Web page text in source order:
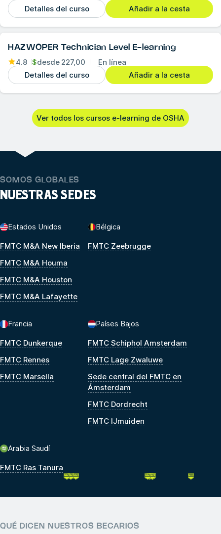
Detalles del curso
Añadir a la cesta
HAZWOPER Technician Level E-learning
4.8 $desde 227,00
En línea
Detalles del curso
Añadir a la cesta
Ver todos los cursos e-learning de OSHA
SOMOS GLOBALES
NUESTRAS SEDES
Estados Unidos
FMTC M&A New Iberia
FMTC M&A Houma
FMTC M&A Houston
FMTC M&A Lafayette
Bélgica
FMTC Zeebrugge
Francia
FMTC Dunkerque
FMTC Rennes
FMTC Marsella
Países Bajos
FMTC Schiphol Amsterdam
FMTC Lage Zwaluwe
Sede central del FMTC en
Ámsterdam
FMTC Dordrecht
FMTC IJmuiden
Arabia Saudí
FMTC Ras Tanura
QUÉ DICEN NUESTROS BECARIOS